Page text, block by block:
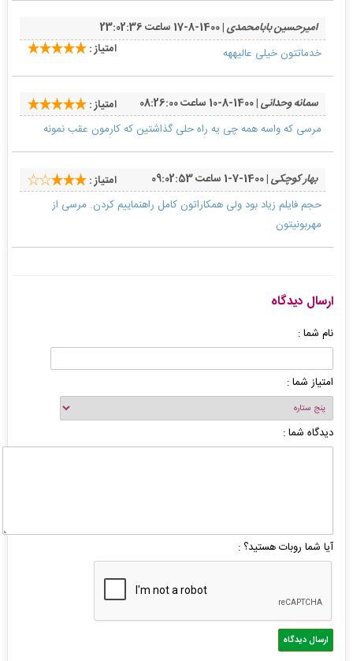
امیرحسین بابامحمدی| 1400-8-17 ساعت 23:02:36
امتیاز :
خدماتتون خیلی عالیههه
سمانه وحدانی| 1400-8-10 ساعت 08:26:00
امتیاز :
مرسی که واسه همه چی یه راه حلی گذاشتین که کارمون عقب نمونه
بهار کوچکی| 1400-7-1 ساعت 09:02:53
امتیاز :
حجم فایلم زیاد بود ولی همکاراتون کامل راهنماییم کردن. مرسی از
مهربونیتون
ارسال دیدگاه
نام شما :
امتیاز شما :
دیدگاه شما :
آیا شما روبات هستید؟ :